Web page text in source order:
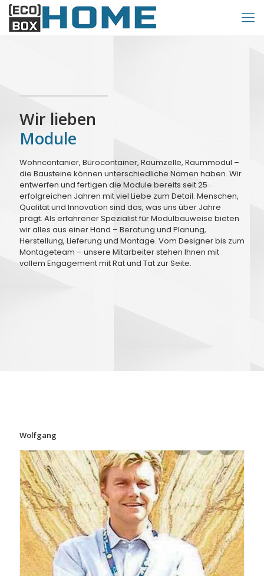
Wir lieben
Module
Wohncontanier, Bürocontainer, Raumzelle, Raummodul –
die Bausteine können unterschiedliche Namen haben. Wir
entwerfen und fertigen die Module bereits seit 25
erfolgreichen Jahren mit viel Liebe zum Detail. Menschen,
Qualität und Innovation sind das, was uns über Jahre
prägt. Als erfahrener Spezialist für Modulbauweise bieten
wir alles aus einer Hand – Beratung und Planung,
Herstellung, Lieferung und Montage. Vom Designer bis zum
Montageteam – unsere Mitarbeiter stehen Ihnen mit
vollem Engagement mit Rat und Tat zur Seite.
Wolfgang